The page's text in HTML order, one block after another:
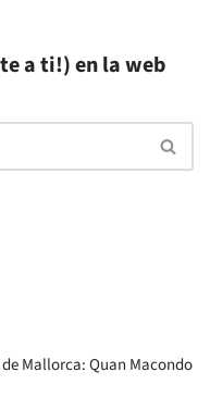
a ti!) en la web
Mallorca: Quan Macondo